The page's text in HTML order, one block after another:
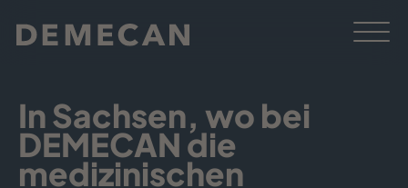
In Sachsen, wo bei
DEMECAN die
medizinischen